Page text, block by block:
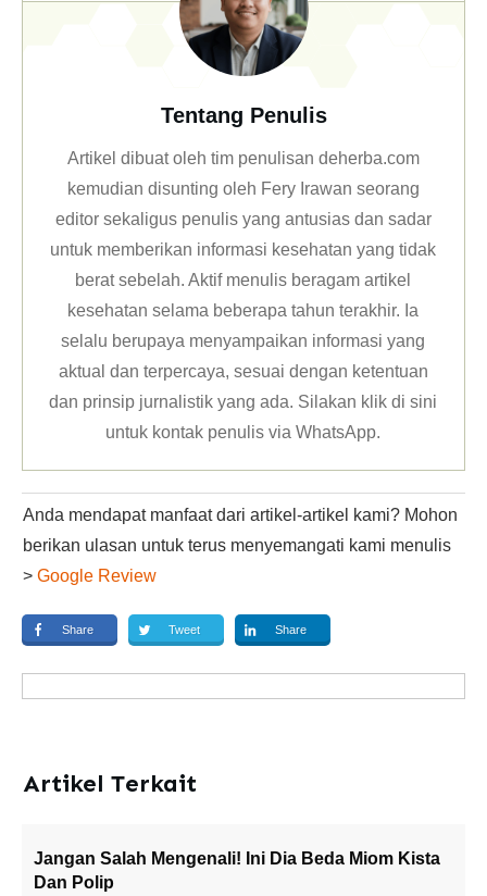
Tentang Penulis
Artikel dibuat oleh tim penulisan deherba.com
kemudian disunting oleh Fery Irawan seorang
editor sekaligus penulis yang antusias dan sadar
untuk memberikan informasi kesehatan yang tidak
berat sebelah. Aktif menulis beragam artikel
kesehatan selama beberapa tahun terakhir. Ia
selalu berupaya menyampaikan informasi yang
aktual dan terpercaya, sesuai dengan ketentuan
dan prinsip jurnalistik yang ada. Silakan klikdi sini
untuk kontak penulis via WhatsApp.
Anda mendapat manfaat dari artikel-artikel kami? Mohon
berikan ulasan untuk terus menyemangati kami menulis
> Google Review
Share Tweet Share
Artikel Terkait
Jangan Salah Mengenali! Ini Dia Beda Miom Kista
Dan Polip